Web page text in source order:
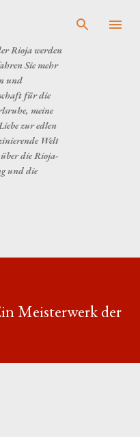
Rioja werden
Sie mehr
und
für die
meine
zur edlen
Welt
die Rioja-
und die
Meisterwerk der